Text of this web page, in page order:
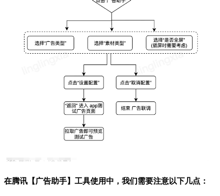
在腾讯【广告助手】工具使用中，我们需要注意以下几点：